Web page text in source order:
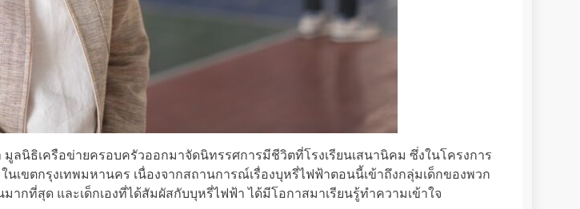
นิธิเครือข่ายครอบครัวออกมาจัดนิทรรศการมีชีวิตที่โรงเรียนเสนานิคม ซึ่งในโครงการ
นเขตกรุงเทพมหานคร เนื่องจากสถานการณ์เรื่องบุหรี่ไฟฟ้าตอนนี้เข้าถึงกลุ่มเด็กของพวก
ากที่สุด และเด็กเองที่ได้สัมผัสกับบุหรี่ไฟฟ้า ได้มีโอกาสมาเรียนรู้ทำความเข้าใจ